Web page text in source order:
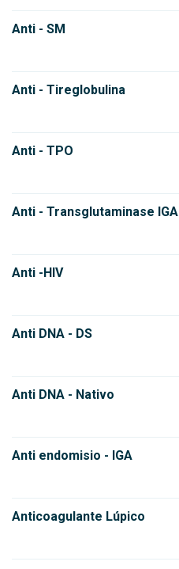
Anti - SM
Anti - Tireglobulina
Anti - TPO
Anti - Transglutaminase IGA
Anti -HIV
Anti DNA - DS
Anti DNA - Nativo
Anti endomisio - IGA
Anticoagulante Lúpico